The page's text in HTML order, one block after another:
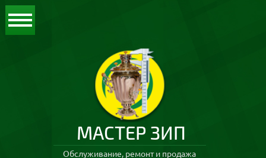
МАСТЕР ЗИП
Обслуживание, ремонт и продажа